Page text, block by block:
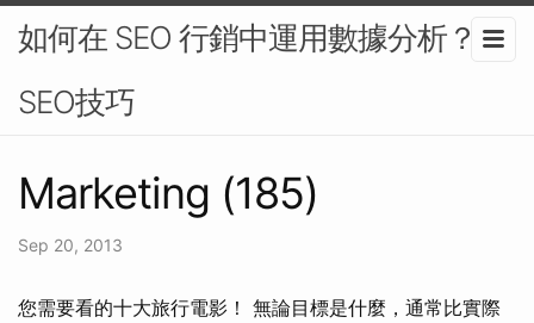
如何在 SEO 行銷中運用數據分析？-
SEO技巧
Marketing (185)
Sep 20, 2013
您需要看的十大旅行電影！ 無論目標是什麼，通常比實際